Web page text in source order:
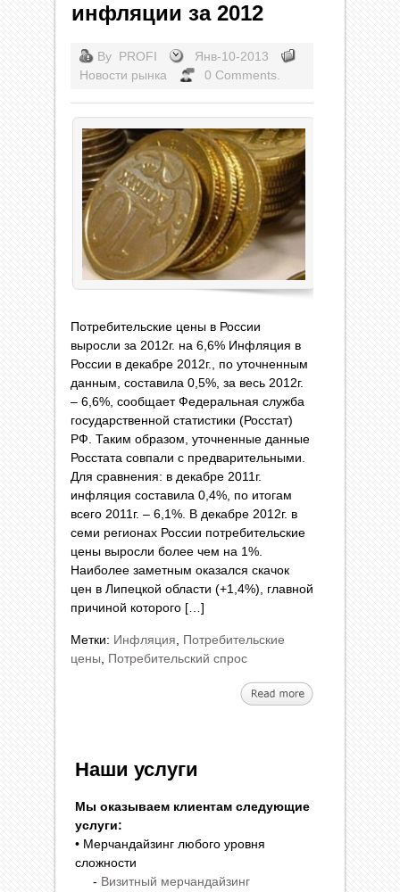
инфляции за 2012
By PROFI
Янв-10-2013
Новости рынка
0 Comments.
Потребительские цены в России
выросли за 2012г. на 6,6% Инфляция в
России в декабре 2012г., по уточненным
данным, составила 0,5%, за весь 2012г.
– 6,6%, сообщает Федеральная служба
государственной статистики (Росстат)
РФ. Таким образом, уточненные данные
Росстата совпали с предварительными.
Для сравнения: в декабре 2011г.
инфляция составила 0,4%, по итогам
всего 2011г. – 6,1%. В декабре 2012г. в
семи регионах России потребительские
цены выросли более чем на 1%.
Наиболее заметным оказался скачок
цен в Липецкой области (+1,4%), главной
причиной которого […]
Метки: Инфляция
Потребительские
цены
Потребительский спрос
Наши услуги
Мы оказываем клиентам следующие
услуги:
• Мерчандайзинг любого уровня
сложности
- Визитный мерчандайзинг